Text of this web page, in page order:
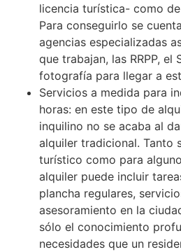
licencia turística- como
Para conseguirlo se
agencias especializadas
que trabajan, las RRPP, el
fotografía para llegar a
Servicios a medida para
horas: en este tipo de
inquilino no se acaba al
alquiler tradicional. Tanto
turístico como para
alquiler puede incluir
plancha regulares,
asesoramiento en la
sólo el conocimiento
necesidades que un